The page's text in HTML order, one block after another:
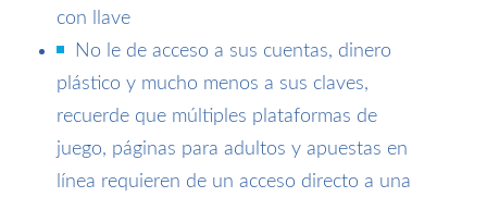
con llave
No le de acceso a sus cuentas, dinero
plástico y mucho menos a sus claves,
recuerde que múltiples plataformas de
juego, páginas para adultos y apuestas en
línea requieren de un acceso directo a una